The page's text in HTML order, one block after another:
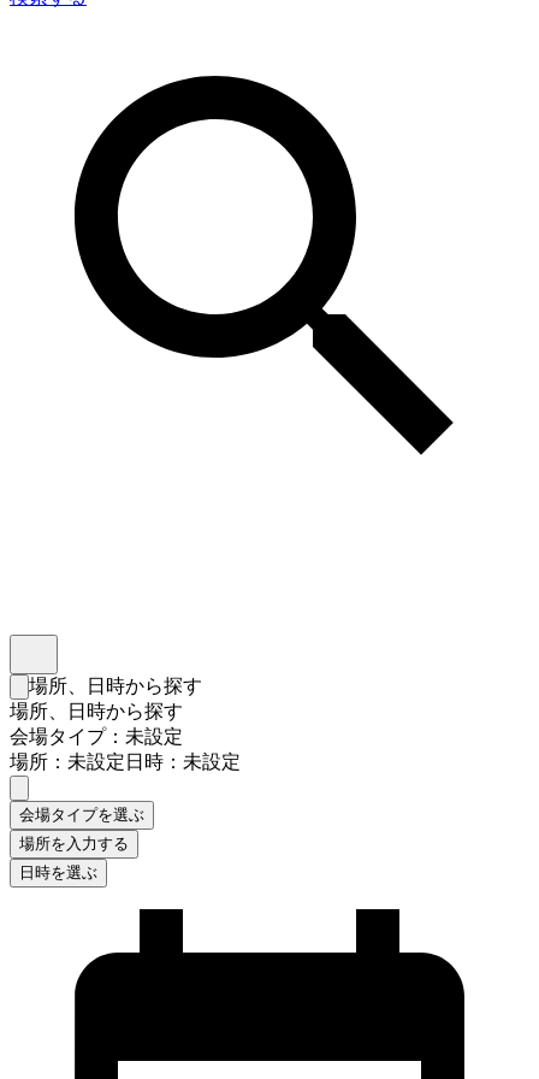
検索フォームを閉じる
場所、日時から探す
場所、日時から探す
会場タイプ：未設定
場所：未設定日時：未設定
会場タイプを選ぶ
場所を入力する
日時を選ぶ